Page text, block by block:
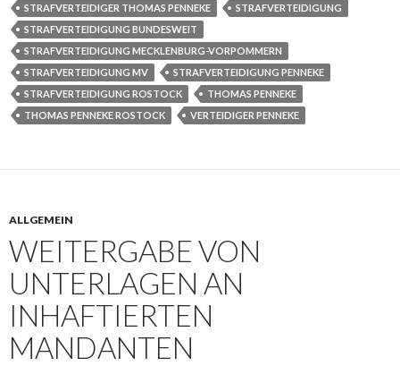
STRAFVERTEIDIGER THOMAS PENNEKE
STRAFVERTEIDIGUNG
STRAFVERTEIDIGUNG BUNDESWEIT
STRAFVERTEIDIGUNG MECKLENBURG-VORPOMMERN
STRAFVERTEIDIGUNG MV
STRAFVERTEIDIGUNG PENNEKE
STRAFVERTEIDIGUNG ROSTOCK
THOMAS PENNEKE
THOMAS PENNEKE ROSTOCK
VERTEIDIGER PENNEKE
ALLGEMEIN
WEITERGABE VON
UNTERLAGEN AN
INHAFTIERTEN
MANDANTEN